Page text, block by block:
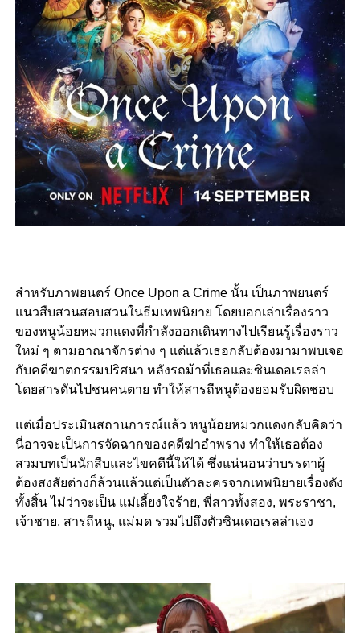
สำหรับภาพยนตร์ Once Upon a Crime นั้น เป็นภาพยนตร์
แนวสืบสวนสอบสวนในธีมเทพนิยาย โดยบอกเล่าเรื่องราว
ของหนูน้อยหมวกแดงที่กำลังออกเดินทางไปเรียนรู้เรื่องราว
ใหม่ ๆ ตามอาณาจักรต่าง ๆ แต่แล้วเธอกลับต้องมามาพบเจอ
กับคดีฆาตกรรมปริศนา หลังรถม้าที่เธอและซินเดอเรลล่า
โดยสารดันไปชนคนตาย ทำให้สารถีหนูต้องยอมรับผิดชอบ
แต่เมื่อประเมินสถานการณ์แล้ว หนูน้อยหมวกแดงกลับคิดว่า
นี่อาจจะเป็นการจัดฉากของคดีฆ่าอำพราง ทำให้เธอต้อง
สวมบทเป็นนักสืบและไขคดีนี้ให้ได้ ซึ่งแน่นอนว่าบรรดาผู้
ต้องสงสัยต่างก็ล้วนแล้วแต่เป็นตัวละครจากเทพนิยายเรื่องดัง
ทั้งสิ้น ไม่ว่าจะเป็น แม่เลี้ยงใจร้าย, พี่สาวทั้งสอง, พระราชา,
เจ้าชาย, สารถีหนู, แม่มด รวมไปถึงตัวซินเดอเรลล่าเอง